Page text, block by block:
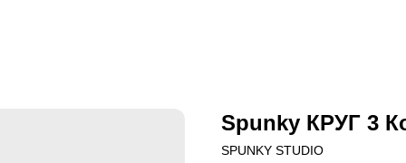
Spunky КРУГ 3
SPUNKY STUDIO